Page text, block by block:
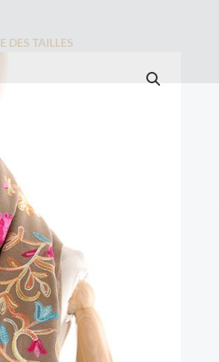
DES TAILLES